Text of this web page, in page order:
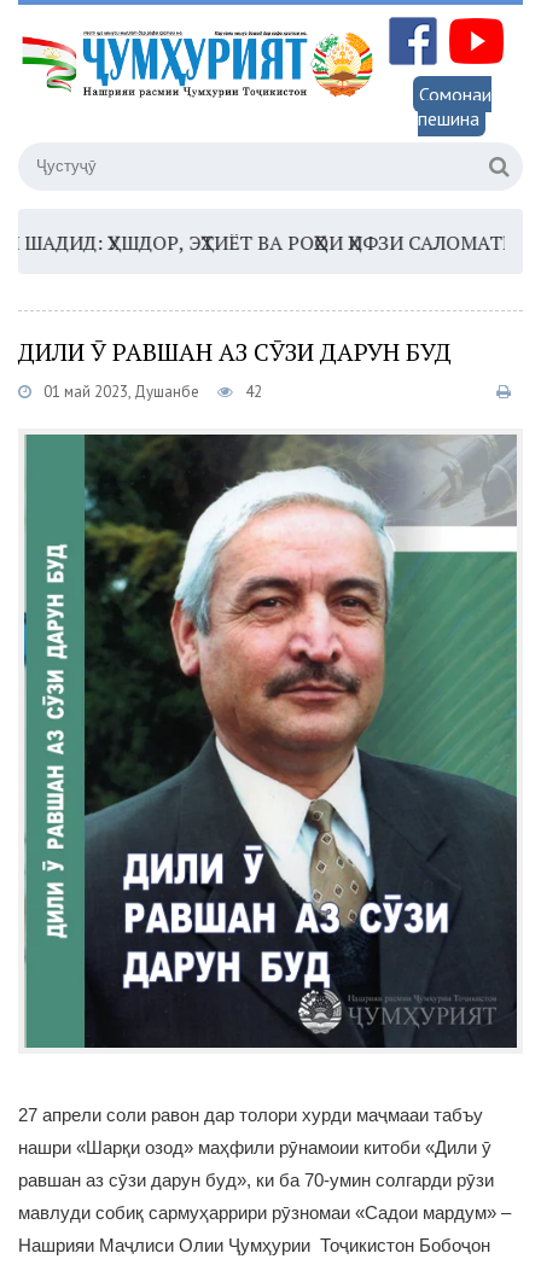
Сомонаи
пешина
ҲУШДОР, ЭҲТИЁТ ВА РОҲҲОИ ҲИФЗИ САЛОМАТӢ
ДИЛИ Ӯ РАВШАН АЗ СӮЗИ ДАРУН БУД
01 май 2023, Душанбе 42
27 апрели соли равон дар толори хурди маҷмааи табъу
нашри «Шарқи озод» маҳфили рӯнамоии китоби «Дили ӯ
равшан аз сӯзи дарун буд», ки ба 70-умин солгарди рӯзи
мавлуди собиқ сармуҳаррири рӯзномаи «Садои мардум» –
Нашрияи Маҷлиси Олии Ҷумҳурии Тоҷикистон Бобоҷон